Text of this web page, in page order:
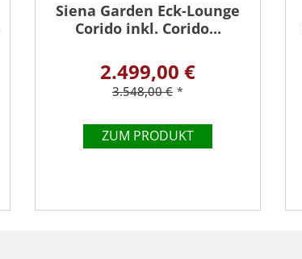
Siena Garden Eck-Lounge
Corido inkl. Corido...
2.499,00 €
3.548,00 € *
ZUM PRODUKT